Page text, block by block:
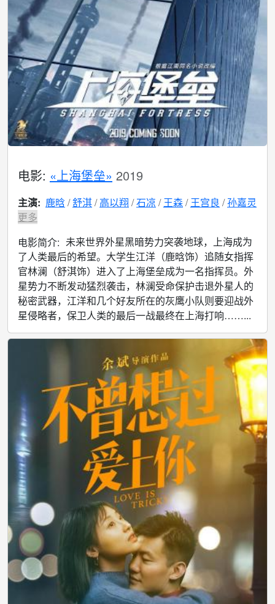
电影: «上海堡垒» 2019
主演: 鹿晗 舒淇 高以翔 石凉 王森 王宫良
孙嘉灵
更多
电影简介: 未来世界外星黑暗势力突袭地球，上海成为
了人类最后的希望。大学生江洋（鹿晗饰）追随女指挥
官林澜（舒淇饰）进入了上海堡垒成为一名指挥员。外
星势力不断发动猛烈袭击，林澜受命保护击退外星人的
秘密武器，江洋和几个好友所在的灰鹰小队则要迎战外
星侵略者，保卫人类的最后一战最终在上海打响……...